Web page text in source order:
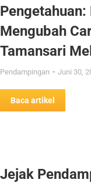
Mengubah
Tamansari
Pendampingan Juni 30,
Baca artikel
Jejak